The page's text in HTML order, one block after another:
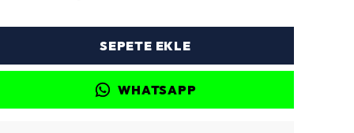
SEPETE EKLE
WHATSAPP